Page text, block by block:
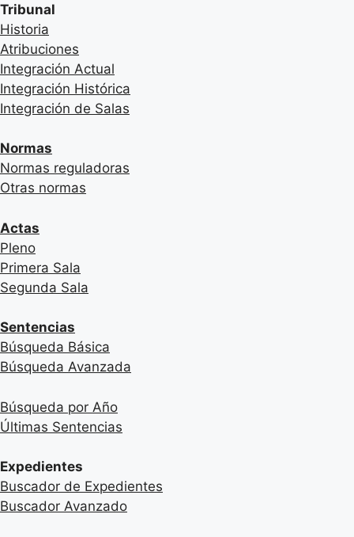
Tribunal
Historia
Atribuciones
Integración Actual
Integración Histórica
Integración de Salas
Normas
Normas reguladoras
Otras normas
Actas
Pleno
Primera Sala
Segunda Sala
Sentencias
Búsqueda Básica
Búsqueda Avanzada
Búsqueda por Año
Últimas Sentencias
Expedientes
Buscador de Expedientes
Buscador Avanzado